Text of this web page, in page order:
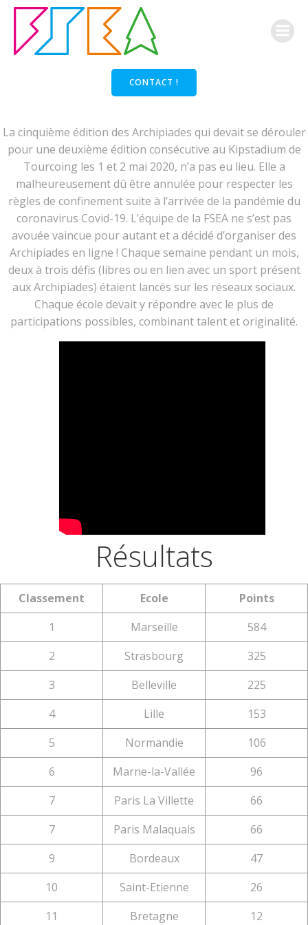
contenu
CONTACT !
La cinquième édition des Archipiades qui devait se dérouler
pour une deuxième édition consécutive au Kipstadium de
Tourcoing les 1 et 2 mai 2020, n’a pas eu lieu. Elle a
malheureusement dû être annulée pour respecter les
règles de confinement suite à l’arrivée de la pandémie du
coronavirus Covid-19. L’équipe de la FSEA ne s’est pas
avouée vaincue pour autant et a décidé d’organiser des
Archipiades en ligne ! Chaque semaine pendant un mois,
deux à trois défis (libres ou en lien avec un sport présent
aux Archipiades) étaient lancés sur les réseaux sociaux.
Chaque école devait y répondre avec le plus de
participations possibles, combinant talent et originalité.
Résultats
Classement Ecole
Points
1
Marseille
584
2
Strasbourg
325
3
Belleville
225
4
Lille
153
5
Normandie
106
6
Marne-la-Vallée
96
7
Paris La Villette
66
7
Paris Malaquais
66
9
Bordeaux
47
10
Saint-Etienne
26
11
Bretagne 12